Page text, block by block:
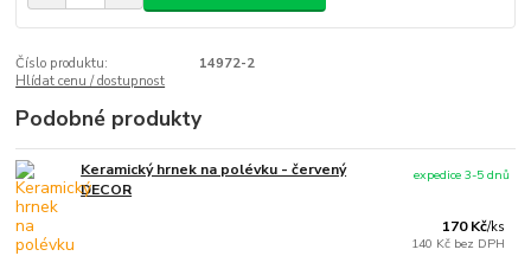
Číslo produktu:
14972-2
Hlídat cenu / dostupnost
Podobné produkty
Keramický hrnek na polévku - červený
DECOR
170 Kč/ks
140 Kč bez DPH
expedice 3-5 dnů